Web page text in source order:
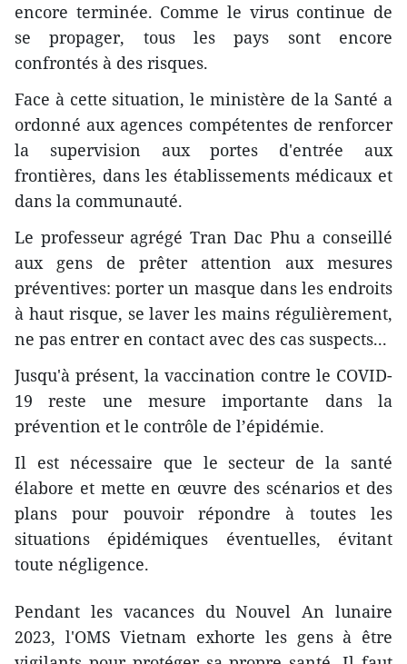
encore terminée. Comme le virus continue de
se propager, tous les pays sont encore
confrontés à des risques.
Face à cette situation, le ministère de la Santé a
ordonné aux agences compétentes de renforcer
la supervision aux portes d'entrée aux
frontières, dans les établissements médicaux et
dans la communauté.
Le professeur agrégé Tran Dac Phu a conseillé
aux gens de prêter attention aux mesures
préventives: porter un masque dans les endroits
à haut risque, se laver les mains régulièrement,
ne pas entrer en contact avec des cas suspects...
Jusqu'à présent, la vaccination contre le COVID-
19 reste une mesure importante dans la
prévention et le contrôle de l’épidémie.
Il est nécessaire que le secteur de la santé
élabore et mette en œuvre des scénarios et des
plans pour pouvoir répondre à toutes les
situations épidémiques éventuelles, évitant
toute négligence.
Pendant les vacances du Nouvel An lunaire
2023, l'OMS Vietnam exhorte les gens à être